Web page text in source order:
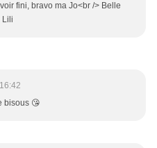
fini, bravo ma Jo<br /> Belle
Lili
bisous 😘